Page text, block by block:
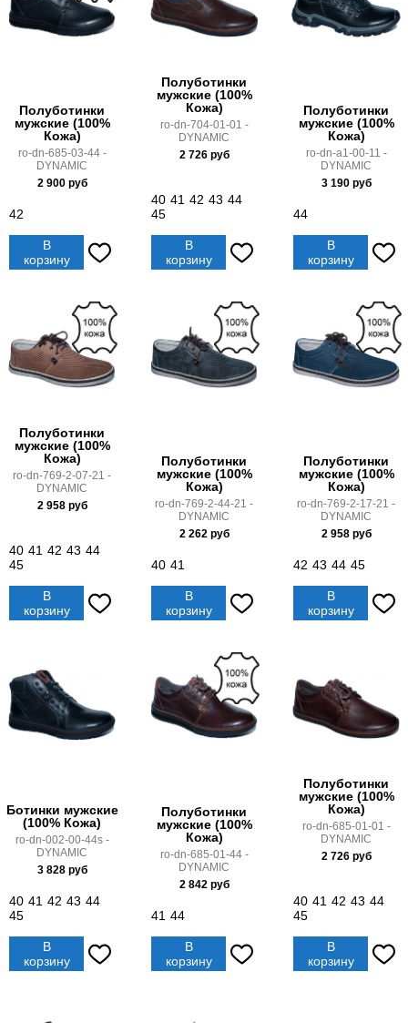
Полуботинки
мужские (100%
Кожа)
ro-dn-685-03-44 -
DYNAMIC
2 900руб
42
В
корзину
Полуботинки
мужские (100%
Кожа)
ro-dn-704-01-01 -
DYNAMIC
2 726руб
40 41 42 43 44
45
В
корзину
Полуботинки
мужские (100%
Кожа)
ro-dn-a1-00-11 -
DYNAMIC
3 190руб
44
В
корзину
Полуботинки
мужские (100%
Кожа)
ro-dn-769-2-07-21 -
DYNAMIC
2 958руб
40 41 42 43 44
45
В
корзину
Полуботинки
мужские (100%
Кожа)
ro-dn-769-2-44-21 -
DYNAMIC
2 262руб
40 41
В
корзину
Полуботинки
мужские (100%
Кожа)
ro-dn-769-2-17-21 -
DYNAMIC
2 958руб
42 43 44 45
В
корзину
Ботинки мужские
(100% Кожа)
ro-dn-002-00-44s -
DYNAMIC
3 828руб
40 41 42 43 44
45
В
корзину
Полуботинки
мужские (100%
Кожа)
ro-dn-685-01-44 -
DYNAMIC
2 842руб
41 44
В
корзину
Полуботинки
мужские (100%
Кожа)
ro-dn-685-01-01 -
DYNAMIC
2 726руб
40 41 42 43 44
45
В
корзину